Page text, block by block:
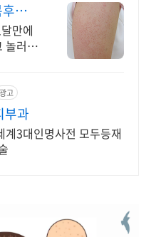
기
만에
놀러갔
광고
부과
3대인명사전 모두등재